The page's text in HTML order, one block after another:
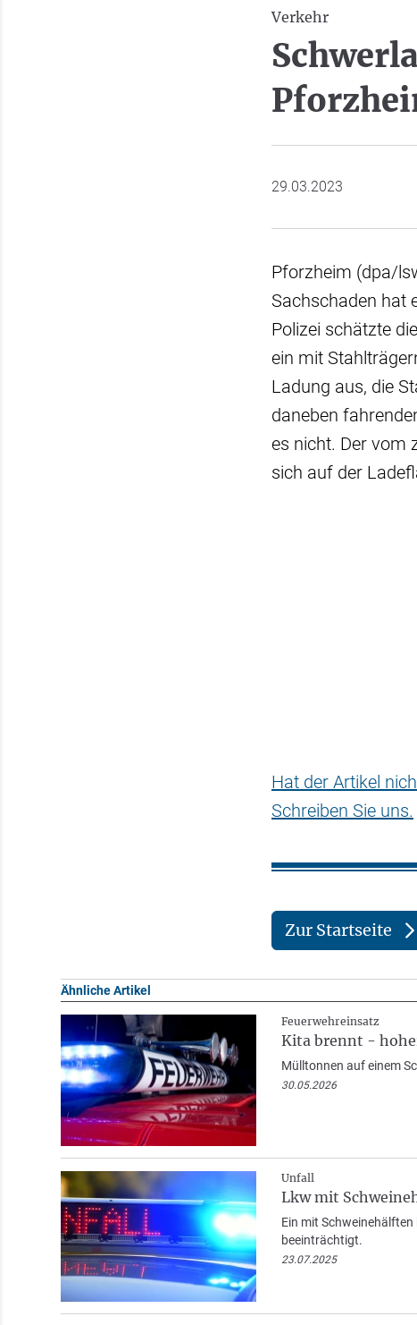
Verkehr
29.03.2023
Pforzheim (dpa/
Sachschaden hat
Polizei schätzte
ein mit
Ladung aus, die
daneben
es nicht. Der vom
sich auf der
Hat der Artikel
Schreiben Sie uns.
Zur Startseite
Ähnliche Artikel
Feuerwehreinsatz
Kita brennt -
Mülltonnen auf einem
30.05.2026
Unfall
Lkw mit
Ein mit
beeinträchtigt.
23.07.2025